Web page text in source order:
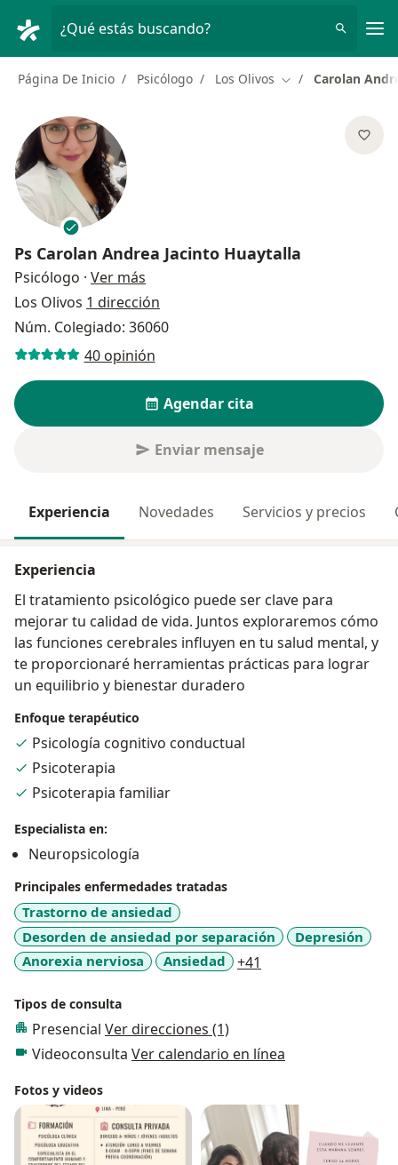
¿Qué estás buscando?
Página De Inicio Psicólogo Los Olivos Cambiar de ciudad
Carolan
Ps Carolan Andrea Jacinto Huaytalla
Psicólogo · Ver más
Los Olivos 1 dirección
Núm. Colegiado: 36060
40 opinión
Agendar cita
Enviar mensaje
Experiencia Novedades Servicios y precios
Experiencia
El tratamiento psicológico puede ser clave para
mejorar tu calidad de vida. Juntos exploraremos cómo
las funciones cerebrales influyen en tu salud mental, y
te proporcionaré herramientas prácticas para lograr
un equilibrio y bienestar duradero
Enfoque terapéutico
Psicología cognitivo conductual
Psicoterapia
Psicoterapia familiar
Especialista en:
Neuropsicología
Principales enfermedades tratadas
Trastorno de ansiedad
Desorden de ansiedad por separación
Depresión
Anorexia nerviosa
Ansiedad +41
Tipos de consulta
Presencial Ver direcciones (1)
Videoconsulta Ver calendario en línea
Fotos y videos